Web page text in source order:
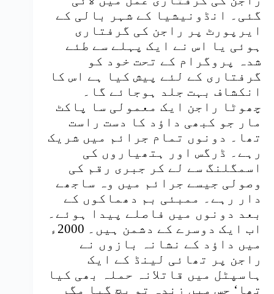
گئی۔ انڈونیشیا کے شہر بالی کے
ایرپورٹ پر راجن کی گرفتاری
ہوئی یا اس نے ایک پہلے سے طئے
شدہ پروگرام کے تحت خود کو
گرفتاری کے لئے پیش کیا ہے اس کا
انکشاف بہت جلد ہوجائے گا۔
چھوٹا راجن ایک معمولی سا پاکٹ
مار جو کبھی داؤد کا دست راست
تھا۔ دونوں تمام جرائم میں شریک
رہے۔ ڈرگس اور ہتھیاروں کی
اسمگلنگ سے لے کر جبری رقم کی
وصولی جیسے جرائم میں وہ ساجھے
دار رہے۔ ممبئی بم دھماکوں کے
بعد دونوں میں فاصلے پیدا ہوئے۔
اب ایک دوسرے کے دشمن ہیں۔ 2000ء
میں داؤد کے نشانہ بازوں نے
راجن پر تھائی لینڈ کے ایک
ہاسپٹل میں قاتلانہ حملہ بھی کیا
تھا‘ جس میں زندہ تو بچ گیا مگر